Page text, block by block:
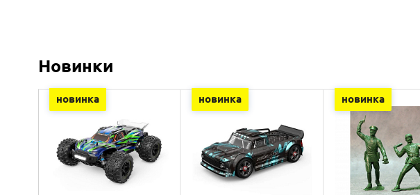
Новинки
новинка новинка новинка